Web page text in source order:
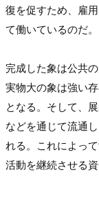
復を促すため、雇
て働いているのだ。
完成した象は公共
実物大の象は強い
となる。そして、
などを通じて流通
れる。これによっ
活動を継続させる